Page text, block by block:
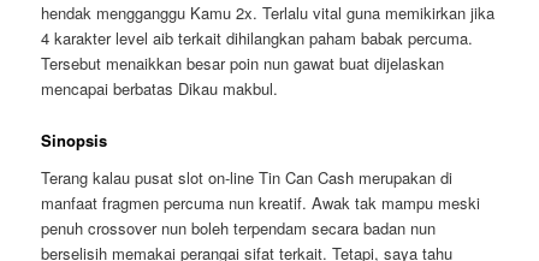
hendak mengganggu Kamu 2x. Terlalu vital guna memikirkan jika
4 karakter level aib terkait dihilangkan paham babak percuma.
Tersebut menaikkan besar poin nun gawat buat dijelaskan
mencapai berbatas Dikau makbul.
Sinopsis
Terang kalau pusat slot on-line Tin Can Cash merupakan di
manfaat fragmen percuma nun kreatif. Awak tak mampu meski
penuh crossover nun boleh terpendam secara badan nun
berselisih memakai perangai sifat terkait. Tetapi, saya tahu